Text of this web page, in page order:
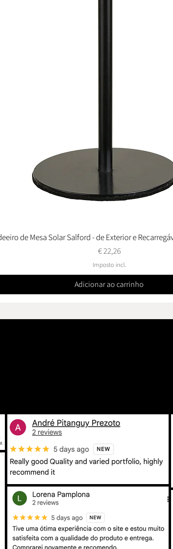
Visualização rápida
de Mesa Solar Salford - de Exterior e
Preço
€ 22,26
Imposto incl.
Adicionar ao carrinho